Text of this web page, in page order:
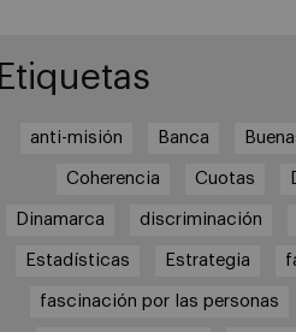
Etiquetas
anti-misión Banca
Coherencia Cuotas
Dinamarca discriminación
Estadísticas Estrategia
fascinación por las personas